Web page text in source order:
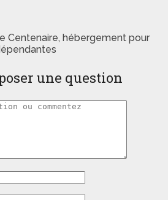
Centenaire, hébergement pour
une question